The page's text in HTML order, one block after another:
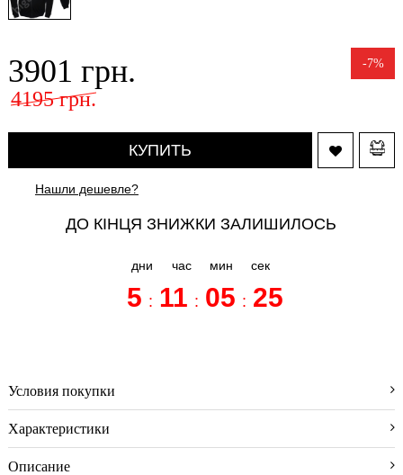
Нижнее
бельё
(8)
Видео-
блог
Отзывы
Условия
доставки
Условия
оплаты
-7%
3901 грн.
4195 грн.
КУПИТЬ
Нашли дешевле?
ДО КІНЦЯ ЗНИЖКИ ЗАЛИШИЛОСЬ
дни час мин сек
5 : 11 : 05 : 25
Условия покупки
Характеристики
Описание